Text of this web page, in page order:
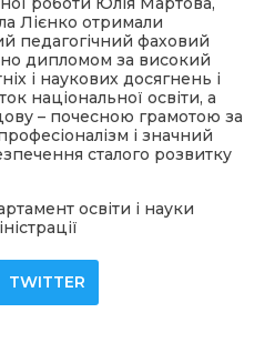
Лієнко отримали
педагогічний фаховий
дипломом за високий
і наукових досягнень і
національної освіти, а
– почесною грамотою за
і значний
сталого розвитку
освіти і науки
TWITTER